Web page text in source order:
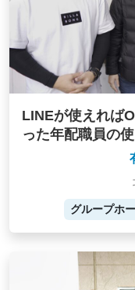
LINEが使えれば
った年配職員の
グループホ